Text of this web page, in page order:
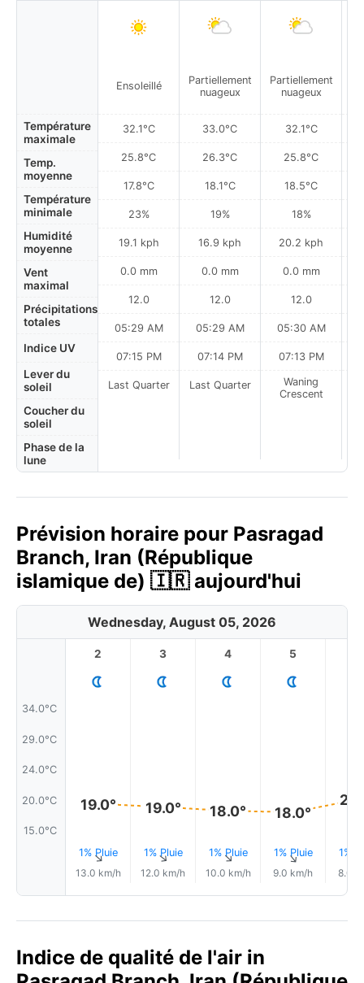
Température
maximale
Temp.
moyenne
Température
minimale
Humidité
moyenne
Vent
maximal
Précipitations
totales
Indice UV
Lever du
soleil
Coucher du
soleil
Phase de la
lune
Ensoleillé
32.1°C
25.8°C
17.8°C
23%
19.1 kph
0.0 mm
12.0
05:29 AM
07:15 PM
Last Quarter
Partiellement
nuageux
33.0°C
26.3°C
18.1°C
19%
16.9 kph
0.0 mm
12.0
05:29 AM
07:14 PM
Last Quarter
Partiellement
nuageux
32.1°C
25.8°C
18.5°C
18%
20.2 kph
0.0 mm
12.0
05:30 AM
07:13 PM
Waning
Crescent
Prévision horaire pour Pasragad
Branch, Iran (République
islamique de) 🇮🇷 aujourd'hui
Wednesday, August 05, 2026
34.0°C
29.0°C
24.0°C
20.0°C
15.0°C
2
19.0°
1% Pluie
↑
13.0 km/h
3
19.0°
1% Pluie
↑
12.0 km/h
4
18.0°
1% Pluie
↑
10.0 km/h
5
18.0°
1% Pluie
↑
9.0 km/h
1%
8.0
Indice de qualité de l'air in